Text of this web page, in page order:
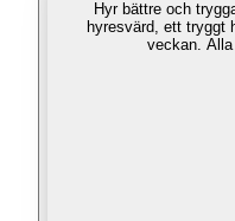
Hyr bättre och
hyresvärd, ett tryggt
veckan.